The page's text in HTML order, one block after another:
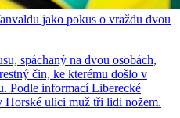
jako pokus o vraždu dvou
spáchaný na dvou osobách,
čin, ke kterému došlo v
Podle informací Liberecké
Horské ulici muž tři lidi nožem.